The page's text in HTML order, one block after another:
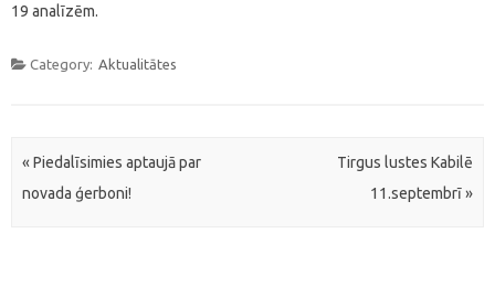
19 analīzēm.
Category: Aktualitātes
Post navigation
«Piedalīsimies aptaujā par
novada ģerboni!
Tirgus lustes Kabilē
11.septembrī»